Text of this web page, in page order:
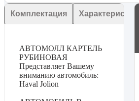
Комплектация Характеристики
АВТОМОЛЛ КАРТЕЛЬ
РУБИНОВАЯ
Представляет Вашему
вниманию автомобиль:
Haval Jolion